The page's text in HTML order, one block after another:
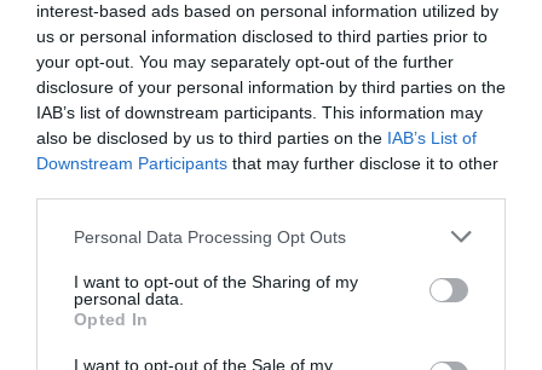
interest-based ads based on personal information utilized by
us or personal information disclosed to third parties prior to
your opt-out. You may separately opt-out of the further
disclosure of your personal information by third parties on the
IAB’s list of downstream participants. This information may
also be disclosed by us to third parties on the IAB’s List of
Downstream Participants that may further disclose it to other
Please note that this website/app uses one or more Google
not limited to your visit or usage behaviour. You may click to
grant or deny consent to Google and its third-party tags to
use your data for below specified purposes in below Google
consent section.
Personal Data Processing Opt Outs
I want to opt-out of the Sharing of my
personal data.
Opted In
I want to opt-out of the Sale of my
31.07.2026 15:11
Το σημάδι στο πόδι που μπορεί να κρύβει
θρόμβωση